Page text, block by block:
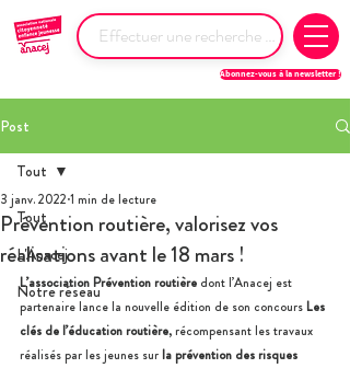
Abonnez-vous à la newsletter !
Post
Tout
L'Anacej
Notre réseau
Tout
Prévention routière, valorisez vos
réalisations avant le 18 mars !
3 janv. 2022 1 min de lecture
L’association Prévention routière dont l’Anacej est
partenaire lance la nouvelle édition de son concours Les
clés de l’éducation routière, récompensant les travaux
réalisés par les jeunes sur la prévention des risques